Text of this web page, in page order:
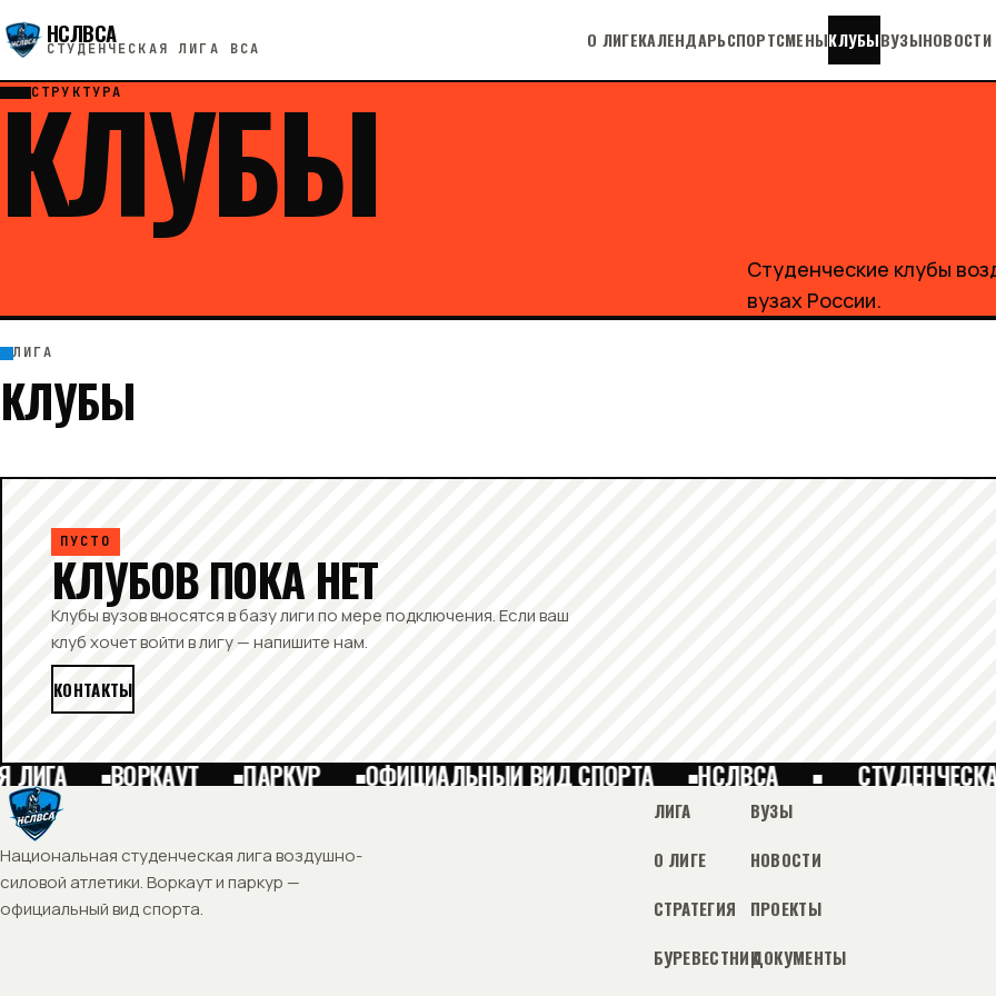
НСЛВСА
СТУДЕНЧЕСКАЯ ЛИГА ВСА О ЛИГЕКАЛЕНДАРЬСПОРТСМЕНЫКЛУБЫВУЗЫНОВОСТИ
СТРУКТУРА
КЛУБЫ
Студенческие клубы
вузах России.
ЛИГА
КЛУБЫ
ПУСТО
КЛУБОВ ПОКА НЕТ
Клубы вузов вносятся в базу лиги по мере подключения. Если ваш
клуб хочет войти в лигу — напишите нам.
КОНТАКТЫ
ЛИГА ВОРКАУТ ПАРКУР ОФИЦИАЛЬНЫЙ ВИД СПОРТА НСЛВСА
Национальная студенческая лига воздушно-
силовой атлетики. Воркаут и паркур —
официальный вид спорта.
ЛИГА
О ЛИГЕ
СТРАТЕГИЯ
БУРЕВЕСТНИК
ВУЗЫ
НОВОСТИ
ПРОЕКТЫ
ДОКУМЕНТЫ